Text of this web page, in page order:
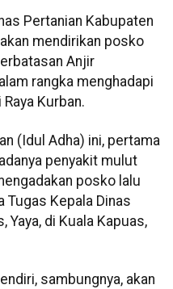
Pertanian Kabupaten
mendirikan posko
Anjir
rangka menghadapi
Kurban.
(Idul Adha) ini, pertama
penyakit mulut
posko lalu
Tugas Kepala Dinas
Yaya, di Kuala Kapuas,
sambungnya, akan